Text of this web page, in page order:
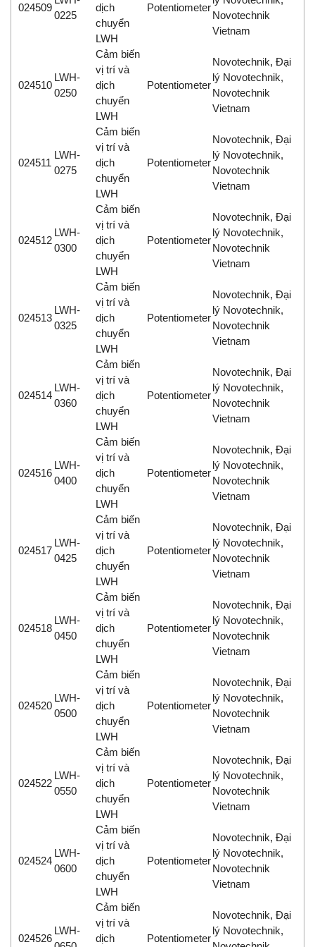
024509
0225
dịch
chuyển
LWH
Potentiometer
Novotechnik
Vietnam
024510
LWH-
0250
Cảm biến
vị trí và
dịch
chuyển
LWH
Potentiometer
Novotechnik, Đại
lý Novotechnik,
Novotechnik
Vietnam
024511
LWH-
0275
Cảm biến
vị trí và
dịch
chuyển
LWH
Potentiometer
Novotechnik, Đại
lý Novotechnik,
Novotechnik
Vietnam
024512
LWH-
0300
Cảm biến
vị trí và
dịch
chuyển
LWH
Potentiometer
Novotechnik, Đại
lý Novotechnik,
Novotechnik
Vietnam
024513
LWH-
0325
Cảm biến
vị trí và
dịch
chuyển
LWH
Potentiometer
Novotechnik, Đại
lý Novotechnik,
Novotechnik
Vietnam
024514
LWH-
0360
Cảm biến
vị trí và
dịch
chuyển
LWH
Potentiometer
Novotechnik, Đại
lý Novotechnik,
Novotechnik
Vietnam
024516
LWH-
0400
Cảm biến
vị trí và
dịch
chuyển
LWH
Potentiometer
Novotechnik, Đại
lý Novotechnik,
Novotechnik
Vietnam
024517
LWH-
0425
Cảm biến
vị trí và
dịch
chuyển
LWH
Potentiometer
Novotechnik, Đại
lý Novotechnik,
Novotechnik
Vietnam
024518
LWH-
0450
Cảm biến
vị trí và
dịch
chuyển
LWH
Potentiometer
Novotechnik, Đại
lý Novotechnik,
Novotechnik
Vietnam
024520
LWH-
0500
Cảm biến
vị trí và
dịch
chuyển
LWH
Potentiometer
Novotechnik, Đại
lý Novotechnik,
Novotechnik
Vietnam
024522
LWH-
0550
Cảm biến
vị trí và
dịch
chuyển
LWH
Potentiometer
Novotechnik, Đại
lý Novotechnik,
Novotechnik
Vietnam
024524
LWH-
0600
Cảm biến
vị trí và
dịch
chuyển
LWH
Potentiometer
Novotechnik, Đại
lý Novotechnik,
Novotechnik
Vietnam
024526
LWH-
Cảm biến
vị trí và
dịch
Potentiometer
Novotechnik, Đại
lý Novotechnik,